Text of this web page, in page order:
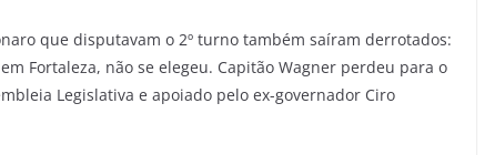
que disputavam o 2º turno também saíram derrotados:
Fortaleza, não se elegeu. Capitão Wagner perdeu para o
Legislativa e apoiado pelo ex-governador Ciro